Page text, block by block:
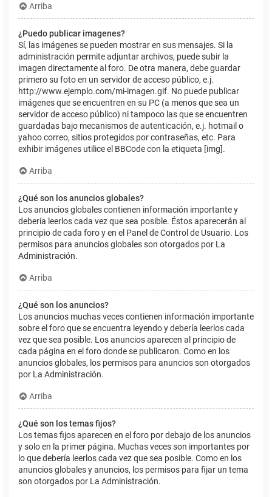
Arriba
¿Puedo publicar imagenes?
Sí, las imágenes se pueden mostrar en sus mensajes. Si la
administración permite adjuntar archivos, puede subir la
imagen directamente al foro. De otra manera, debe guardar
primero su foto en un servidor de acceso público, e.j.
http://www.ejemplo.com/mi-imagen.gif. No puede publicar
imágenes que se encuentren en su PC (a menos que sea un
servidor de acceso público) ni tampoco las que se encuentren
guardadas bajo mecanismos de autenticación, e.j. hotmail o
yahoo correo, sitios protegidos por contraseñas, etc. Para
exhibir imágenes utilice el BBCode con la etiqueta [img].
Arriba
¿Qué son los anuncios globales?
Los anuncios globales contienen información importante y
debería leerlos cada vez que sea posible. Éstos aparecerán al
principio de cada foro y en el Panel de Control de Usuario. Los
permisos para anuncios globales son otorgados por La
Administración.
Arriba
¿Qué son los anuncios?
Los anuncios muchas veces contienen información importante
sobre el foro que se encuentra leyendo y debería leerlos cada
vez que sea posible. Los anuncios aparecen al principio de
cada página en el foro donde se publicaron. Como en los
anuncios globales, los permisos para anuncios son otorgados
por La Administración.
Arriba
¿Qué son los temas fijos?
Los temas fijos aparecen en el foro por debajo de los anuncios
y solo en la primer página. Muchas veces son importantes por
lo que debería leerlos cada vez que sea posible. Como en los
anuncios globales y anuncios, los permisos para fijar un tema
son otorgados por La Administración.